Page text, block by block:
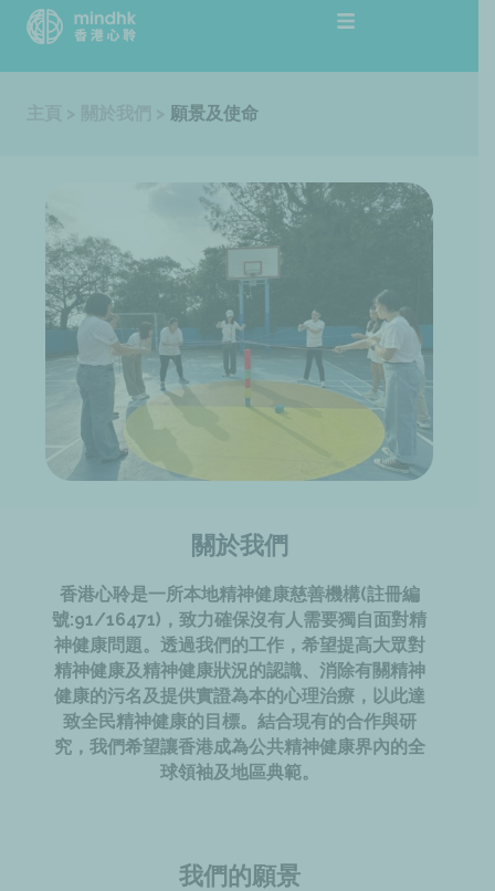
主
願景及使命
關於我們
香港心聆是一所本地精神健康慈善機構(註冊編
號:91/16471)，致力確保沒有人需要獨自面對精
神健康問題。透過我們的工作，希望提高大眾對
精神健康及精神健康狀況的認識、消除有關精神
健康的污名及提供實證為本的心理治療，以此達
致全民精神健康的目標。結合現有的合作與研
究，我們希望讓香港成為公共精神健康界內的全
球領袖及地區典範。
我們的願景